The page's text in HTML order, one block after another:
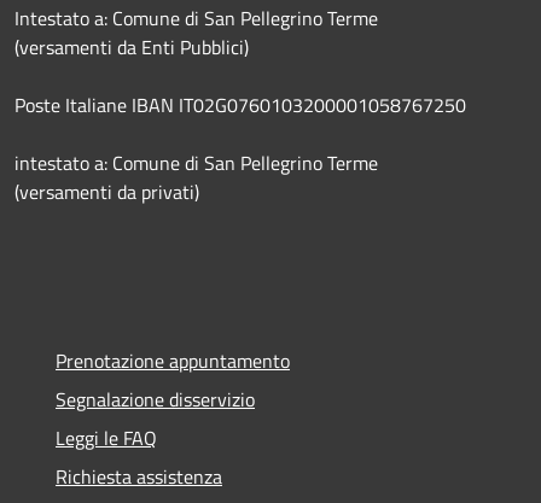
Intestato a: Comune di San Pellegrino Terme
(versamenti da Enti Pubblici)
Poste Italiane IBAN IT02G0760103200001058767250
intestato a: Comune di San Pellegrino Terme
(versamenti da privati)
Prenotazione appuntamento
Segnalazione disservizio
Leggi le FAQ
Richiesta assistenza